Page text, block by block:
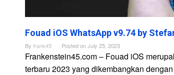
Fouad iOS WhatsApp v9.74 by
By frank45 Posted onJuly 25, 2023
Frankenstein45.com – Fouad iOS
terbaru 2023 yang dikembangkan